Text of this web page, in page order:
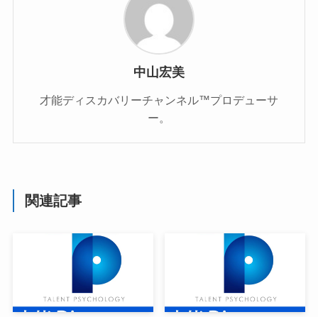
中山宏美
才能ディスカバリーチャンネル™プロデューサ
ー。
関連記事